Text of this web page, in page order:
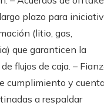
plazo para
(litio, gas,
que garanticen la
flujos de caja. –
cumplimiento y
a respaldar